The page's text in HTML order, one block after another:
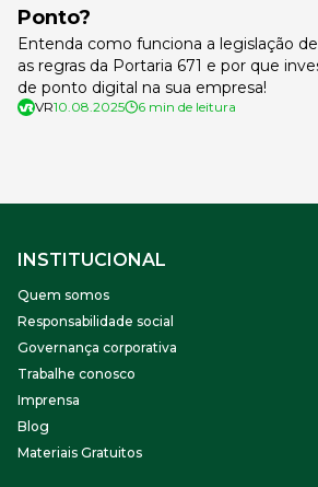
Ponto?
Entenda como funciona a legislação
as regras da Portaria 671 e por que
de ponto digital na sua empresa!
VR10.08.2025 6 min de leitura
INSTITUCIONAL
Quem somos
Responsabilidade social
Governança corporativa
Trabalhe conosco
Imprensa
Blog
Materiais Gratuitos